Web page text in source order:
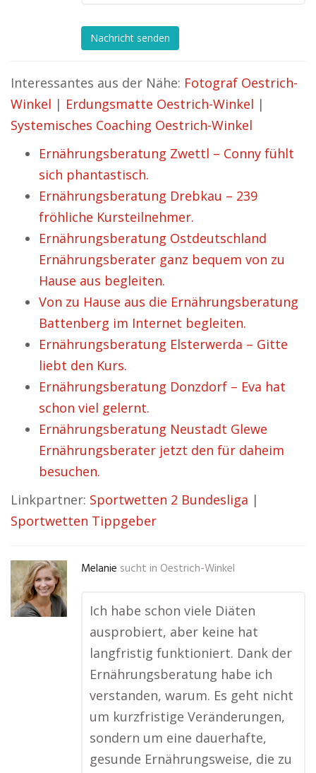
Nachricht senden
Interessantes aus der Nähe: Fotograf Oestrich-
Winkel | Erdungsmatte Oestrich-Winkel |
Systemisches Coaching Oestrich-Winkel
Ernährungsberatung Zwettl – Conny fühlt
sich phantastisch.
Ernährungsberatung Drebkau – 239
fröhliche Kursteilnehmer.
Ernährungsberatung Ostdeutschland
Ernährungsberater ganz bequem von zu
Hause aus begleiten.
Von zu Hause aus die Ernährungsberatung
Battenberg im Internet begleiten.
Ernährungsberatung Elsterwerda – Gitte
liebt den Kurs.
Ernährungsberatung Donzdorf – Eva hat
schon viel gelernt.
Ernährungsberatung Neustadt Glewe
Ernährungsberater jetzt den für daheim
besuchen.
Linkpartner: Sportwetten 2 Bundesliga |
Sportwetten Tippgeber
Melanie sucht in Oestrich-Winkel
Ich habe schon viele Diäten
ausprobiert, aber keine hat
langfristig funktioniert. Dank der
Ernährungsberatung habe ich
verstanden, warum. Es geht nicht
um kurzfristige Veränderungen,
sondern um eine dauerhafte,
gesunde Ernährungsweise, die zu